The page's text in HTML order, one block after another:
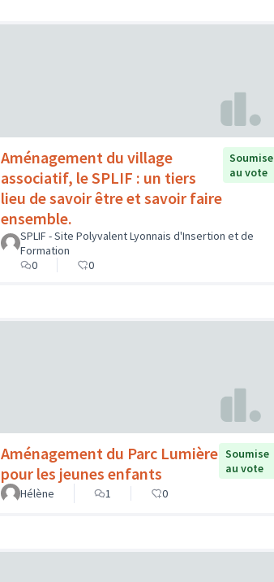
Aménagement du village
associatif, le SPLIF : un tiers
lieu de savoir être et savoir faire
ensemble.
Soumise
au vote
SPLIF - Site Polyvalent Lyonnais d'Insertion et de
Formation
0
0
Aménagement du Parc Lumière
pour les jeunes enfants
Soumise
au vote
Hélène
1 0